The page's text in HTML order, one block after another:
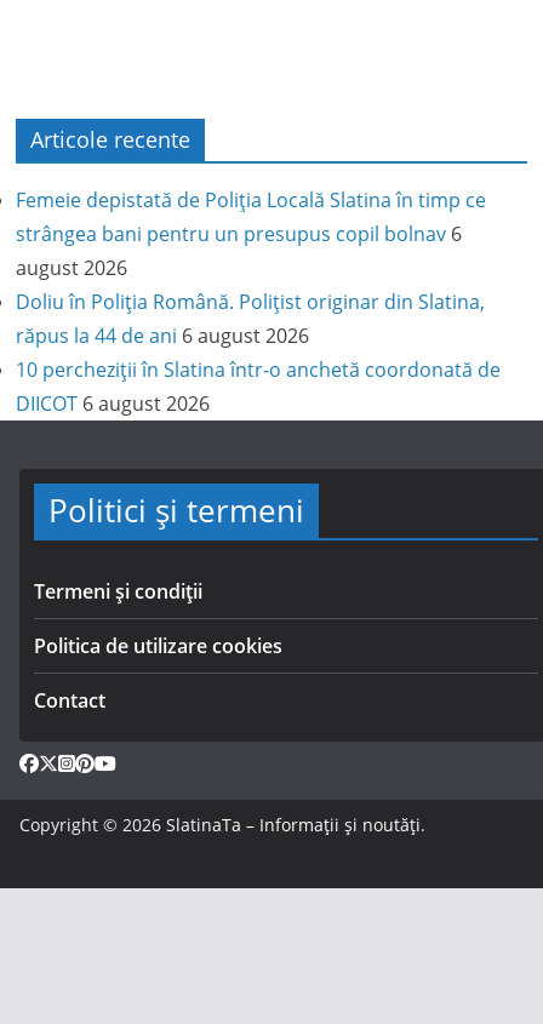
Articole recente
Femeie depistată de Poliția Locală Slatina în timp ce
strângea bani pentru un presupus copil bolnav 6
august 2026
Doliu în Poliția Română. Polițist originar din Slatina,
răpus la 44 de ani 6 august 2026
10 percheziții în Slatina într-o anchetă coordonată de
DIICOT 6 august 2026
Politici și termeni
Termeni și condiții
Politica de utilizare cookies
Contact
Copyright © 2026 SlatinaTa – Informații și noutăți.